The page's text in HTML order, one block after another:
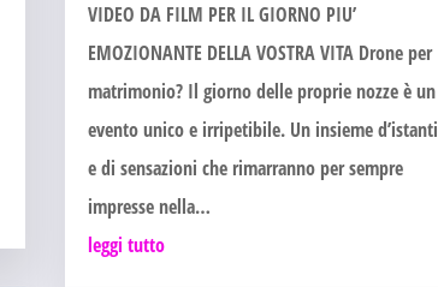
VIDEO DA FILM PER IL GIORNO PIU’
EMOZIONANTE DELLA VOSTRA VITA Drone per
matrimonio? Il giorno delle proprie nozze è un
evento unico e irripetibile. Un insieme d’istanti
e di sensazioni che rimarranno per sempre
impresse nella…
leggi tutto